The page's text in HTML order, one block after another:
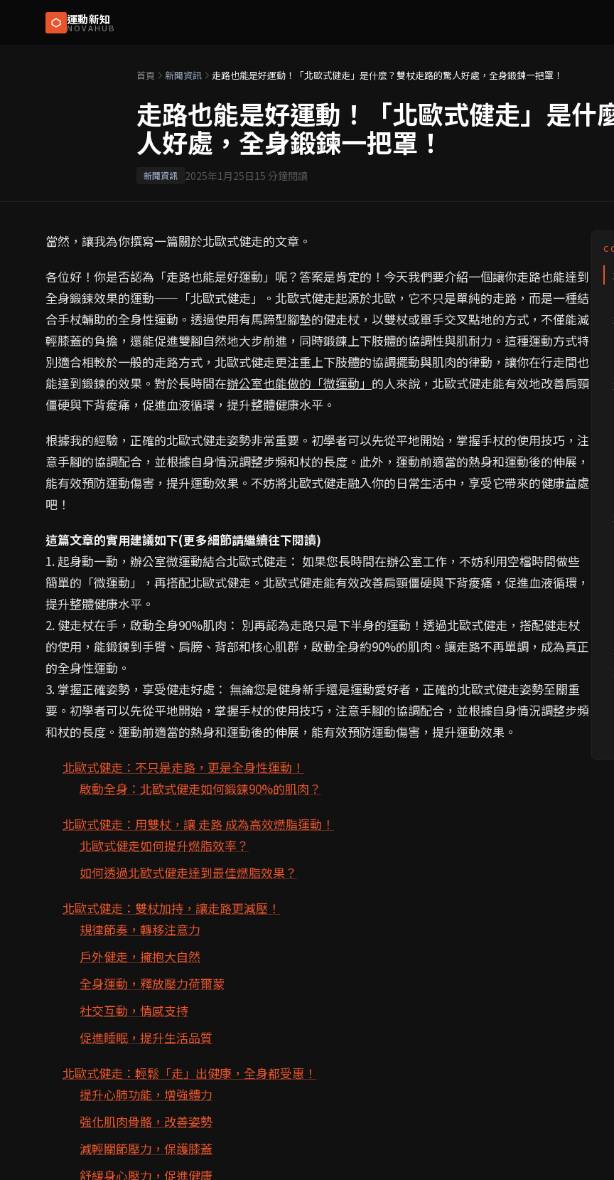
運動新知
NOVAHUB
首頁 新聞資訊 走路也能是好運動！「北歐式健走」是什麼？雙杖走路的驚人好處，全身鍛鍊一把罩！
走路也能是好運動！「北歐式健走」是什
人好處，全身鍛鍊一把罩！
新聞資訊 2025年1月25日15 分鐘閱讀
當然，讓我為你撰寫一篇關於北歐式健走的文章。
各位好！你是否認為「走路也能是好運動」呢？答案是肯定的！今天我們要介紹一個讓你走路也能達到
全身鍛鍊效果的運動——「北歐式健走」。北歐式健走起源於北歐，它不只是單純的走路，而是一種結
合手杖輔助的全身性運動。透過使用有馬蹄型腳墊的健走杖，以雙杖或單手交叉點地的方式，不僅能減
輕膝蓋的負擔，還能促進雙腳自然地大步前進，同時鍛鍊上下肢體的協調性與肌耐力。這種運動方式特
別適合相較於一般的走路方式，北歐式健走更注重上下肢體的協調擺動與肌肉的律動，讓你在行走間也
能達到鍛鍊的效果。對於長時間在辦公室也能做的「微運動」 的人來說，北歐式健走能有效地改善肩頸
僵硬與下背痠痛，促進血液循環，提升整體健康水平。
根據我的經驗，正確的北歐式健走姿勢非常重要。初學者可以先從平地開始，掌握手杖的使用技巧，注
意手腳的協調配合，並根據自身情況調整步頻和杖的長度。此外，運動前適當的熱身和運動後的伸展，
能有效預防運動傷害，提升運動效果。不妨將北歐式健走融入你的日常生活中，享受它帶來的健康益處
吧！
這篇文章的實用建議如下(更多細節請繼續往下閱讀)
1. 起身動一動，辦公室微運動結合北歐式健走： 如果您長時間在辦公室工作，不妨利用空檔時間做些
簡單的「微運動」，再搭配北歐式健走。北歐式健走能有效改善肩頸僵硬與下背痠痛，促進血液循環，
提升整體健康水平。
2. 健走杖在手，啟動全身90%肌肉： 別再認為走路只是下半身的運動！透過北歐式健走，搭配健走杖
的使用，能鍛鍊到手臂、肩膀、背部和核心肌群，啟動全身約90%的肌肉。讓走路不再單調，成為真正
的全身性運動。
3. 掌握正確姿勢，享受健走好處： 無論您是健身新手還是運動愛好者，正確的北歐式健走姿勢至關重
要。初學者可以先從平地開始，掌握手杖的使用技巧，注意手腳的協調配合，並根據自身情況調整步頻
和杖的長度。運動前適當的熱身和運動後的伸展，能有效預防運動傷害，提升運動效果。
北歐式健走：不只是走路，更是全身性運動！
啟動全身：北歐式健走如何鍛鍊90%的肌肉？
北歐式健走：用雙杖，讓 走路 成為高效燃脂運動！
北歐式健走如何提升燃脂效率？
如何透過北歐式健走達到最佳燃脂效果？
北歐式健走：雙杖加持，讓走路更減壓！
規律節奏，轉移注意力
戶外健走，擁抱大自然
全身運動，釋放壓力荷爾蒙
社交互動，情感支持
促進睡眠，提升生活品質
北歐式健走：輕鬆「走」出健康，全身都受惠！
提升心肺功能，增強體力
強化肌肉骨骼，改善姿勢
減輕關節壓力，保護膝蓋
舒緩身心壓力，促進健康